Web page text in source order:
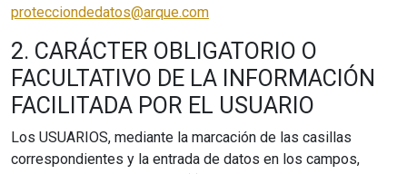
protecciondedatos@arque.com
2. CARÁCTER OBLIGATORIO O
FACULTATIVO DE LA INFORMACIÓN
FACILITADA POR EL USUARIO
Los USUARIOS, mediante la marcación de las casillas
correspondientes y la entrada de datos en los campos,